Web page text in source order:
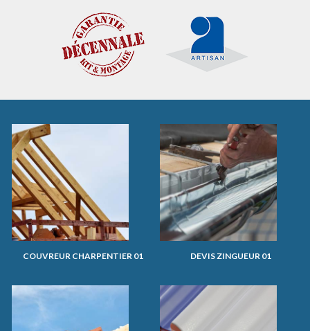
COUVREUR CHARPENTIER 01 DEVIS ZINGUEUR 01